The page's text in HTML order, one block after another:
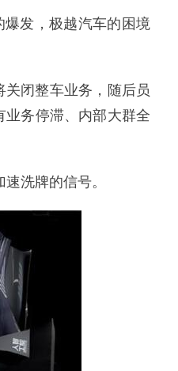
发，极越汽车的困境
闭整车业务，随后员
业务停滞、内部大群全
洗牌的信号。